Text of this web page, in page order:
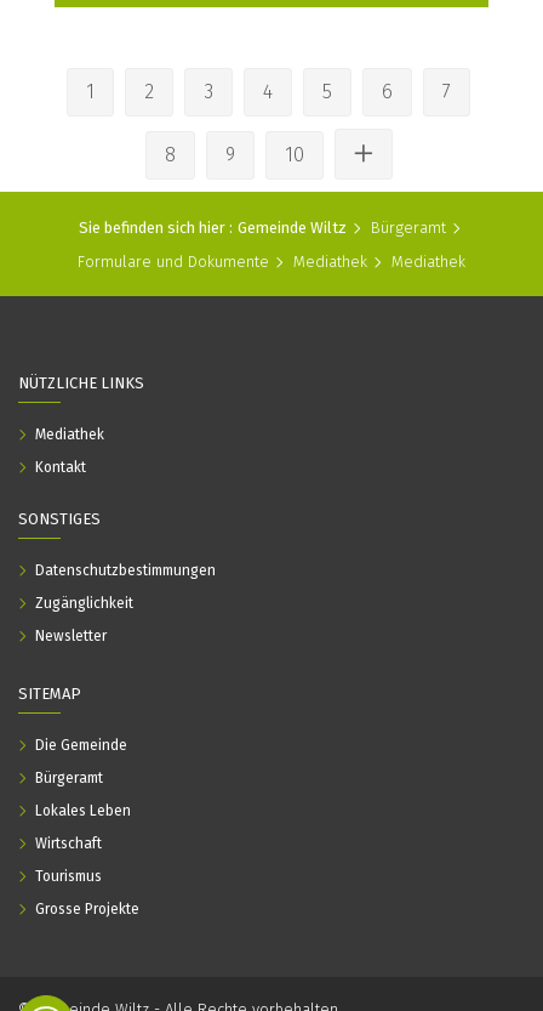
1 2 3 4 5 6 7
8 9 10
Sie befinden sich hier : Gemeinde Wiltz
Bürgeramt
Formulare und Dokumente
Mediathek Mediathek
SITEMAP
Die Gemeinde
Bürgeramt
Lokales Leben
Wirtschaft
Tourismus
Grosse Projekte
NÜTZLICHE LINKS
Mediathek
Kontakt
SONSTIGES
Datenschutzbestimmungen
Zugänglichkeit
Newsletter